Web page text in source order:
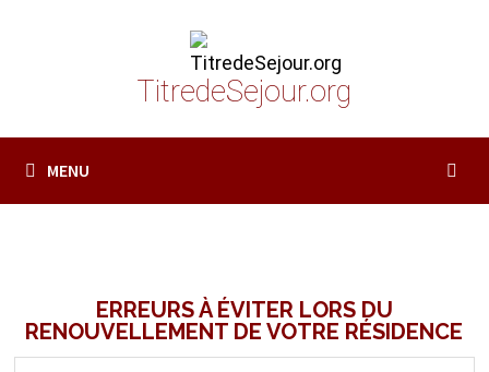
TitredeSejour.org
MENU
ERREURS À ÉVITER LORS DU
RENOUVELLEMENT DE VOTRE RÉSIDENCE